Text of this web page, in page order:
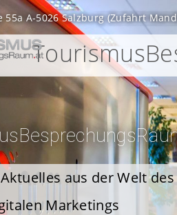
55a A-5026 Salzburg(Zufahrt
aus der Welt des
Marketings